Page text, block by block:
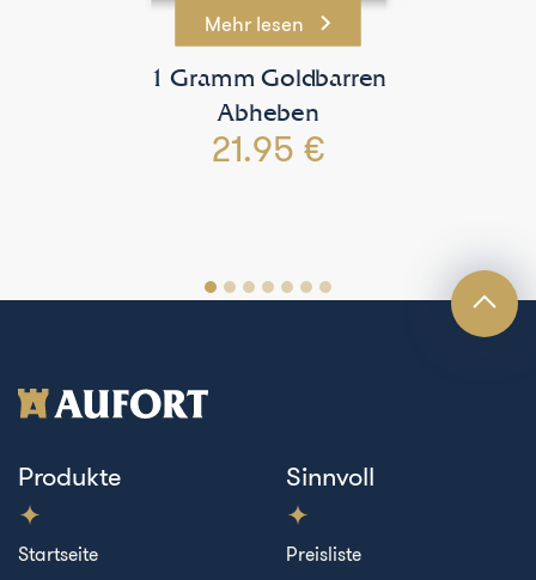
Mehr lesen
1 Gramm Goldbarren
Abheben
21.95 €
Produkte
Startseite
Sinnvoll
Preisliste